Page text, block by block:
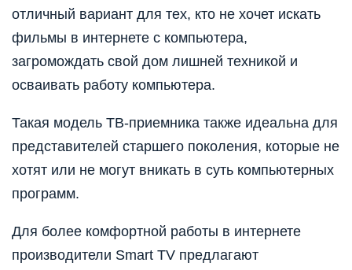
отличный вариант для тех, кто не хочет искать
фильмы в интернете с компьютера,
загромождать свой дом лишней техникой и
осваивать работу компьютера.
Такая модель ТВ-приемника также идеальна для
представителей старшего поколения, которые не
хотят или не могут вникать в суть компьютерных
программ.
Для более комфортной работы в интернете
производители Smart TV предлагают